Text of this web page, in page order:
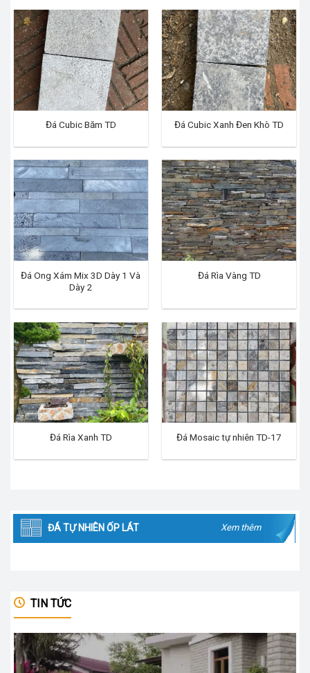
Đá Cubic Băm TD Đá Cubic Xanh Đen Khò TD
Đá Ong Xám Mix 3D Dày 1 Và
Dày 2
Đá Rìa Vàng TD
Đá Rìa Xanh TD Đá Mosaic tự nhiên TD-17
ĐÁ TỰ NHIÊN ỐP LÁT Xem thêm
TIN TỨC